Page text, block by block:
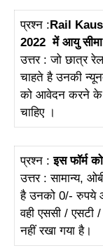
प्रश्न : Rail
2022 में आयु
उत्तर : जो छात्र
चाहते है उनकी
को आवेदन करने के
चाहिए ।
प्रश्न :इस फॉर्म
उत्तर : सामान्य,
है उनको 0/- रुपये
वही एससी / एसटी
नहीं रखा गया है।